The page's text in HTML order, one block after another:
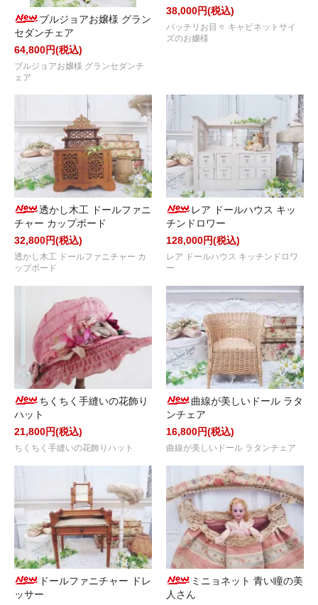
ブルジョアお嬢様 グラン
セダンチェア
64,800円(税込)
ブルジョアお嬢様 グランセダンチ
ェア
38,000円(税込)
パッチリお目々 キャビネットサイ
ズのお嬢様
透かし木工 ドールファニ
チャー カップボード
32,800円(税込)
透かし木工 ドールファニチャー カ
ップボード
レア ドールハウス キッ
チンドロワー
128,000円(税込)
レア ドールハウス キッチンドロワ
ー
ちくちく手縫いの花飾り
ハット
21,800円(税込)
ちくちく手縫いの花飾りハット
曲線が美しいドール ラタ
ンチェア
16,800円(税込)
曲線が美しいドール ラタンチェア
ドールファニチャー ドレ
ッサー
ミニョネット 青い瞳の美
人さん